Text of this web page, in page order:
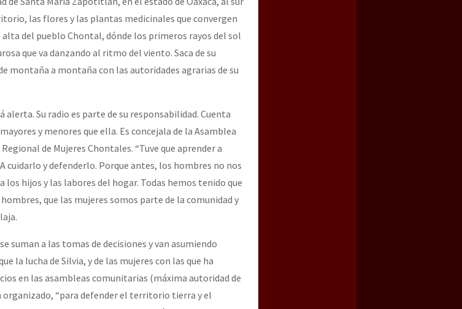
de Jesús Plácido Galindo y el alto a la guerra contra el CIPOG-EZ
Estado Espanhol
lutas pela memória, a justiça e a dignidade
las flores y las plantas medicinales que convergen
del pueblo Chontal, dónde los primeros rayos del sol
que va danzando al ritmo del viento. Saca de su
montaña a montaña con las autoridades agrarias de su
Su radio es parte de su responsabilidad. Cuenta
y menores que ella. Es concejala de la Asamblea
de Mujeres Chontales. “Tuve que aprender a
y defenderlo. Porque antes, los hombres no nos
hijos y las labores del hogar. Todas hemos tenido que
que las mujeres somos parte de la comunidad y
suman a las tomas de decisiones y van asumiendo
la lucha de Silvia, y de las mujeres con las que ha
en las asambleas comunitarias (máxima autoridad de
“para defender el territorio tierra y el